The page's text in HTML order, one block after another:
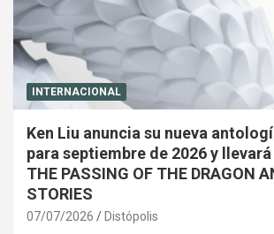
INTERNACIONAL
Ken Liu anuncia su nueva
para septiembre de 2026 y
THE PASSING OF THE DRAGON
STORIES
07/07/2026 Distópolis